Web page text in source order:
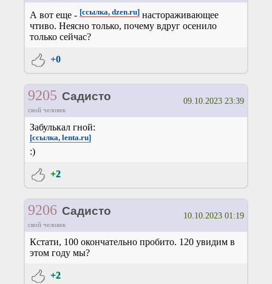
А вот еще - [ссылка, dzen.ru] настораживающее
чтиво. Неясно только, почему вдруг осенило
только сейчас?
+0
9205 Садисто
свой человек
09.10.2023 23:39
Забулькал гной:
[ссылка, lenta.ru]
:)
+2
9206 Садисто
свой человек
10.10.2023 01:19
Кстати, 100 окончательно пробито. 120 увидим в
этом году мы?
+2